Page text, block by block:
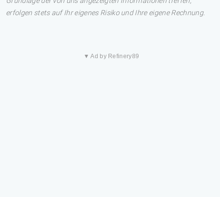
erfolgen stets auf Ihr eigenes Risiko und Ihre eigene Rechnung.
▼ Ad by Refinery89